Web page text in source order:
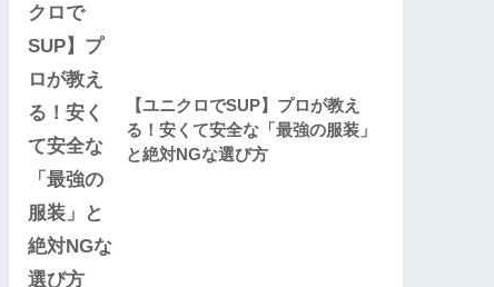
【ユニクロでSUP】プロが教え
る！安くて安全な「最強の服装」
と絶対NGな選び方